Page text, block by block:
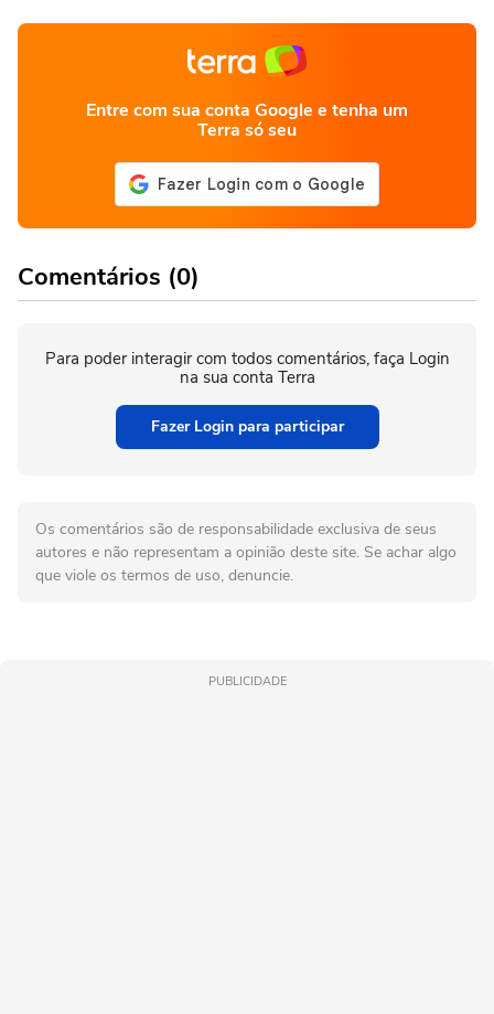
Entre com sua conta Google e tenha um
Terra só seu
Comentários (0)
Para poder interagir com todos comentários, faça Login
na sua conta Terra
Fazer Login para participar
Os comentários são de responsabilidade exclusiva de seus
autores e não representam a opinião deste site. Se achar algo
que viole os termos de uso, denuncie.
PUBLICIDADE